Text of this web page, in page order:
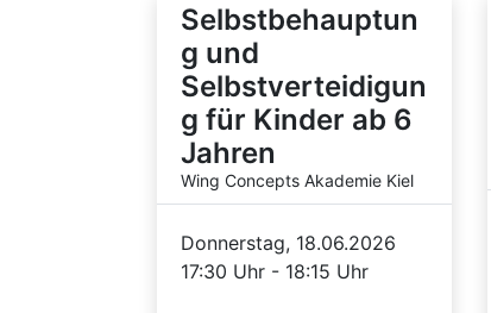
Selbstbehauptun
g und
Selbstverteidigun
g für Kinder ab 6
Jahren
Wing Concepts Akademie Kiel
Donnerstag, 18.06.2026
17:30 Uhr - 18:15 Uhr